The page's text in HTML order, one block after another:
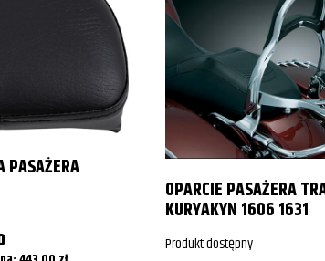
PASAŻERA
OPARCIE PASAŻERA
KURYAKYN 1606 1631
Produkt dostępny